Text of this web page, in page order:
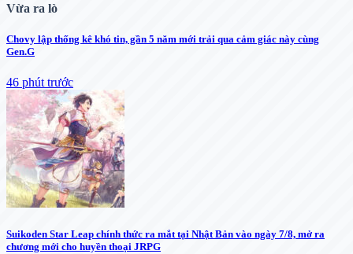
Vừa ra lò
Chovy lập thống kê khó tin, gần 5 năm mới trải qua cảm giác này cùng
Gen.G
46 phút trước
Suikoden Star Leap chính thức ra mắt tại Nhật Bản vào ngày 7/8, mở ra
chương mới cho huyền thoại JRPG